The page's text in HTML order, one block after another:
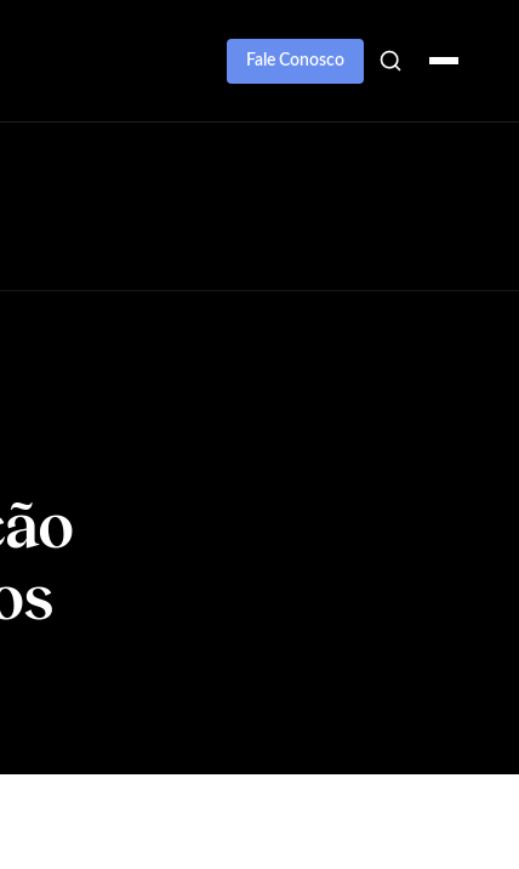
Fale Conosco